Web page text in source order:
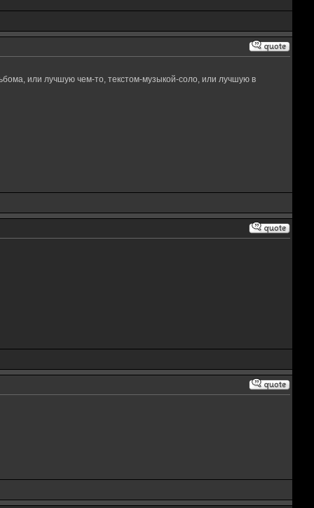
или лучшую чем-то, текстом-музыкой-соло, или лучшую в